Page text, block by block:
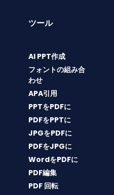
ツール
AI PPT作成
フォントの組み合
わせ
APA引用
PPTをPDFに
PDFをPPTに
JPGをPDFに
PDFをJPGに
WordをPDFに
PDF編集
PDF 回転